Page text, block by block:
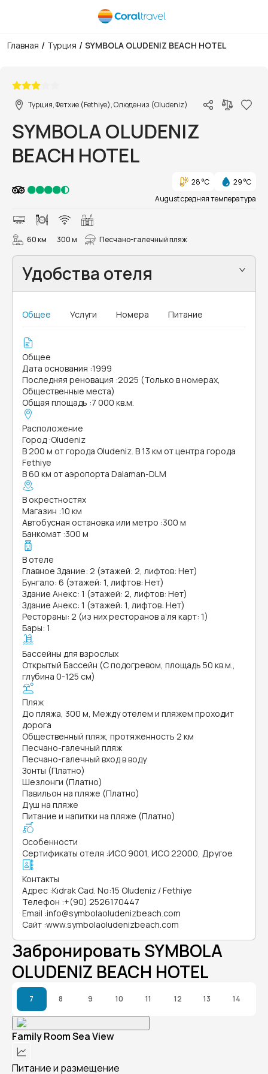
Главная / Турция / SYMBOLA OLUDENIZ BEACH HOTEL
Турция, Фетхие (Fethiye), Олюдениз (Oludeniz)
SYMBOLA OLUDENIZ
BEACH HOTEL
28 °C
29 °C
August средняя температура
60 км 300 м Песчано-галечный пляж
Удобства отеля
Общее Услуги Номера Питание
Общее
Дата основания :1999
Последняя реновация :2025 (Только в номерах,
Общественные места)
Общая площадь :7 000 кв.м.
Расположение
Город :Oludeniz
В 200 м от города Oludeniz. В 13 км от центра города
Fethiye
В 60 км от аэропорта Dalaman-DLM
В окрестностях
Магазин :10 км
Автобусная остановка или метро :300 м
Банкомат :300 м
В отеле
Главное Здание: 2 (этажей: 2, лифтов: Нет)
Бунгало: 6 (этажей: 1, лифтов: Нет)
Здание Анекс: 1 (этажей: 2, лифтов: Нет)
Здание Анекс: 1 (этажей: 1, лифтов: Нет)
Рестораны: 2 (из них ресторанов а’ля карт: 1)
Бары: 1
Бассейны для взрослых
Открытый Бассейн (С подогревом, площадь 50 кв.м.,
глубина 0-125 см)
Пляж
До пляжа, 300 м, Между отелем и пляжем проходит
дорога
Общественный пляж, протяженность 2 км
Песчано-галечный пляж
Песчано-галечный вход в воду
Зонты (Платно)
Шезлонги (Платно)
Павильон на пляже (Платно)
Душ на пляже
Питание и напитки на пляже (Платно)
Особенности
Сертификаты отеля :ИСО 9001, ИСО 22000, Другое
Контакты
Адрес :Kıdrak Cad. No:15 Oludeniz / Fethiye
Телефон :+(90) 2526170447
Email :info@symbolaoludenizbeach.com
Сайт :www.symbolaoludenizbeach.com
Забронировать SYMBOLA
OLUDENIZ BEACH HOTEL
7 8 9 10 11 12 13 14
Family Room Sea View
Питание и размещение